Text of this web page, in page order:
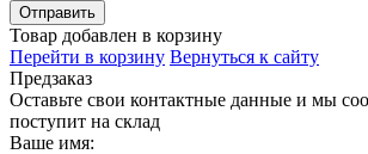
Товар добавлен в корзину
Перейти в корзину Вернуться к сайту
Предзаказ
Оставьте свои контактные данные и мы
поступит на склад
Ваше имя: